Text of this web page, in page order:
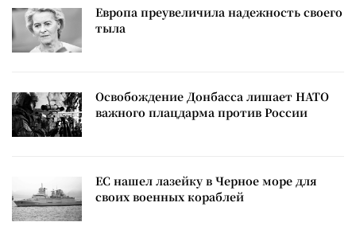
Европа преувеличила надежность своего
тыла
Освобождение Донбасса лишает НАТО
важного плацдарма против России
ЕС нашел лазейку в Черное море для
своих военных кораблей